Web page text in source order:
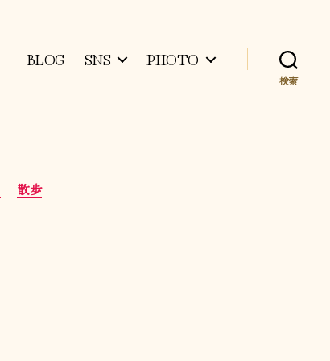
BLOG SNS PHOTO
検索
散歩